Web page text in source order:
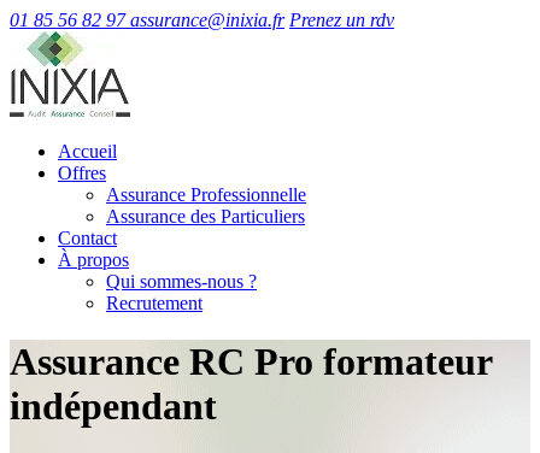
01 85 56 82 97 assurance@inixia.fr Prenez un rdv
Accueil
Offres
Assurance Professionnelle
Assurance des Particuliers
Contact
À propos
Qui sommes-nous ?
Recrutement
Assurance RC Pro formateur
indépendant